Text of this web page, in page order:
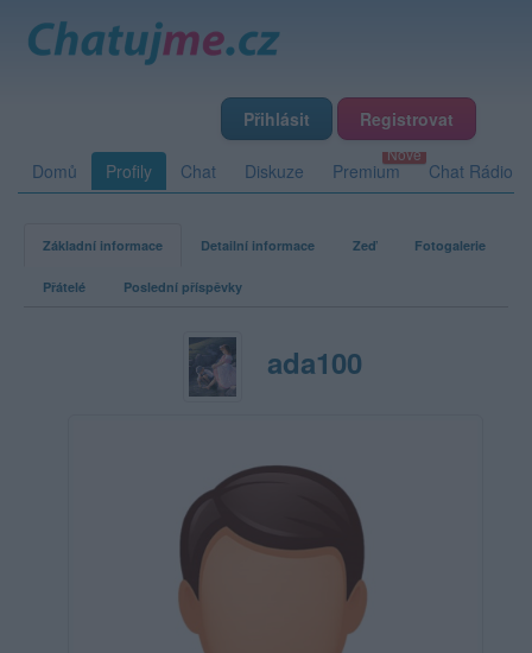
Přihlásit Registrovat
Domů Profily Chat Diskuze Premium Chat Rádio
Základní informace Detailní informace Zeď Fotogalerie
Přátelé Poslední příspěvky
ada100